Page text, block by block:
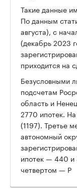
Такие данные
По данным
августа), с
(декабрь 2023
приходится на
Безусловными
подсчетам
область и
2770 ипотек.
(1197). Третье
автономный
ипотек — 440 и
четвертом — Р